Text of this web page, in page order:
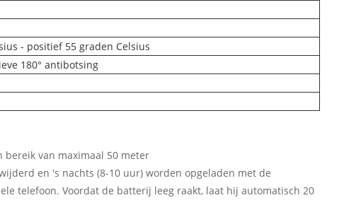
- positief 55 graden Celsius
180° antibotsing
van maximaal 50 meter
en 's nachts (8-10 uur) worden opgeladen met de
telefoon. Voordat de batterij leeg raakt, laat hij automatisch 20